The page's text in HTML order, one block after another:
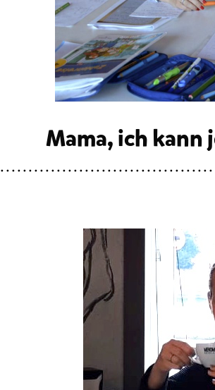
Mama, ich